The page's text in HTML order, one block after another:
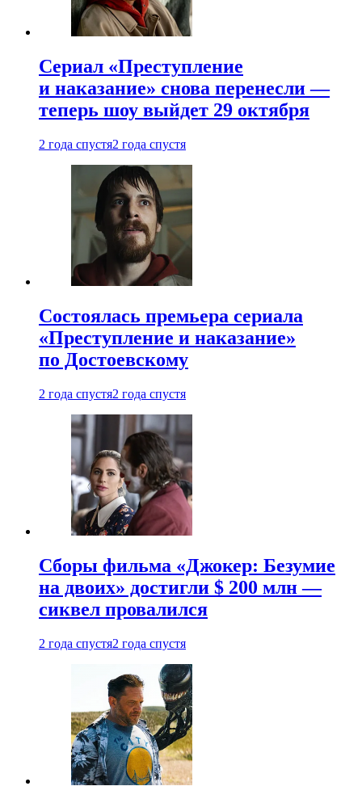
Сериал «Преступление
и наказание» снова перенесли —
теперь шоу выйдет 29 октября
2 года спустя2 года спустя
Состоялась премьера сериала
«Преступление и наказание»
по Достоевскому
2 года спустя2 года спустя
Сборы фильма «Джокер: Безумие
на двоих» достигли $ 200 млн —
сиквел провалился
2 года спустя2 года спустя